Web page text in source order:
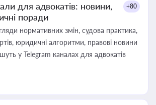
для адвокатів: новини,
поради
+80
нормативних змін, судова практика,
юридичні алгоритми, правові новини
у Telegram каналах для адвокатів